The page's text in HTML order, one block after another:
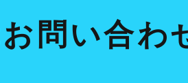
お問い合わ